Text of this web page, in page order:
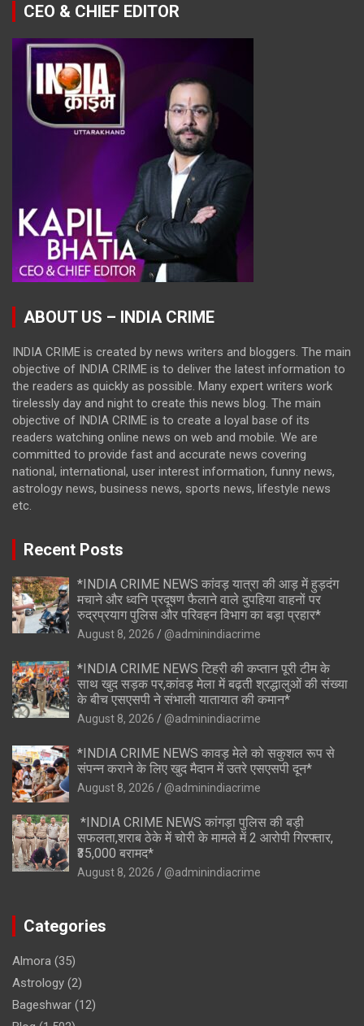
CEO & CHIEF EDITOR
ABOUT US – INDIA CRIME
INDIA CRIME is created by news writers and bloggers. The main
objective of INDIA CRIME is to deliver the latest information to
the readers as quickly as possible. Many expert writers work
tirelessly day and night to create this news blog. The main
objective of INDIA CRIME is to create a loyal base of its
readers watching online news on web and mobile. We are
committed to provide fast and accurate news covering
national, international, user interest information, funny news,
astrology news, business news, sports news, lifestyle news
etc.
Recent Posts
*INDIA CRIME NEWS कांवड़ यात्रा की आड़ में हुड़दंग
मचाने और ध्वनि प्रदूषण फैलाने वाले दुपहिया वाहनों पर
रुद्रप्रयाग पुलिस और परिवहन विभाग का बड़ा प्रहार*
August 8, 2026 @adminindiacrime
*INDIA CRIME NEWS टिहरी की कप्तान पूरी टीम के
साथ खुद सड़क पर,कांवड़ मेला में बढ़ती श्रद्धालुओं की संख्या
के बीच एसएसपी ने संभाली यातायात की कमान*
August 8, 2026 @adminindiacrime
*INDIA CRIME NEWS कावड़ मेले को सकुशल रूप से
संपन्न कराने के लिए खुद मैदान में उतरे एसएसपी दून*
August 8, 2026 @adminindiacrime
*INDIA CRIME NEWS कांगड़ा पुलिस की बड़ी
सफलता,शराब ठेके में चोरी के मामले में 2 आरोपी गिरफ्तार,
₹35,000 बरामद*
August 8, 2026 @adminindiacrime
Categories
Almora (35)
Astrology (2)
Bageshwar (12)